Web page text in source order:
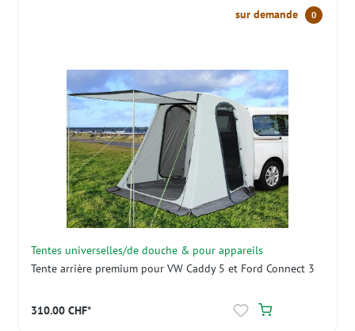
sur demande 0
Tentes universelles/de douche & pour appareils
Tente arrière premium pour VW Caddy 5 et Ford Connect 3
310.00 CHF*